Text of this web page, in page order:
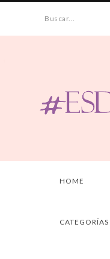
Buscar...
HOME
CATEGORÍAS